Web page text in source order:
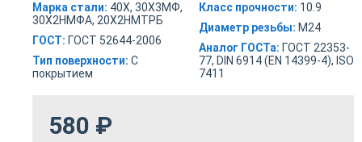
Марка стали: 40Х, 30Х3МФ,
30Х2НМФА, 20Х2НМТРБ
ГОСТ: ГОСТ 52644-2006
Тип поверхности: С
покрытием
Класс прочности: 10.9
Диаметр резьбы: М24
Аналог ГОСТа: ГОСТ 22353-
77, DIN 6914 (EN 14399-4), ISO
7411
580 ₽